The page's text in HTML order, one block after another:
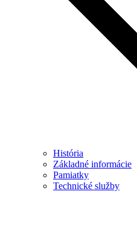
História
Základné informácie
Pamiatky
Technické služby